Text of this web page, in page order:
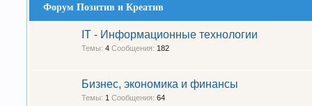
Форум Позитив и Креатив
IT - Информационные технологии
Темы: 4 Сообщения: 182
Бизнес, экономика и финансы
Темы: 1 Сообщения: 64